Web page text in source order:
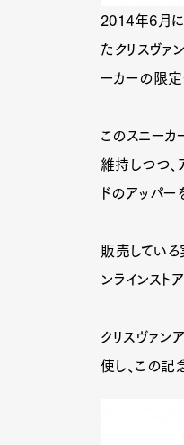
2014年6月に
たクリスヴァ
ーカーの限定
このスニーカ
維持しつつ、
ドのアッパ
販売している
ンラインストア
クリスヴァン
使し、この記